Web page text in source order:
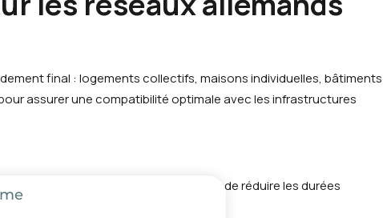
final : logements collectifs, maisons individuelles, bâtiments
assurer une compatibilité optimale avec les infrastructures
et un design ergonomique, afin de réduire les durées